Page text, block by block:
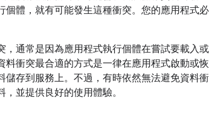
個體，就有可能發生這種衝突。您的應用程式
，通常是因為應用程式執行個體在嘗試要載入
料衝突最合適的方式是一律在應用程式啟動或
儲存到服務上。不過，有時依然無法避免資料
，並提供良好的使用體驗。